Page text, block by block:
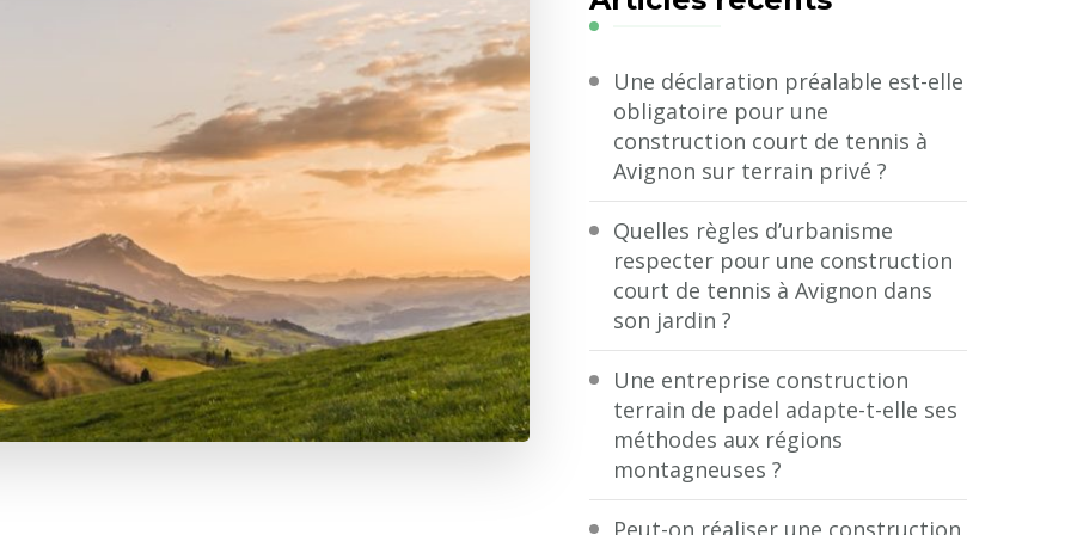
?
Une déclaration préalable est-elle
obligatoire pour une
construction court de tennis à
Avignon sur terrain privé ?
Quelles règles d’urbanisme
respecter pour une construction
court de tennis à Avignon dans
son jardin ?
Une entreprise construction
terrain de padel adapte-t-elle ses
méthodes aux régions
montagneuses ?
Peut-on réaliser une construction